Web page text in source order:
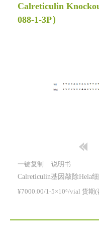
Calreticulin
088-1-3P）
一键复制 说明书
Calreticulin基因敲除Hela
¥7000.00/1-5×10⁶/vial 货期(